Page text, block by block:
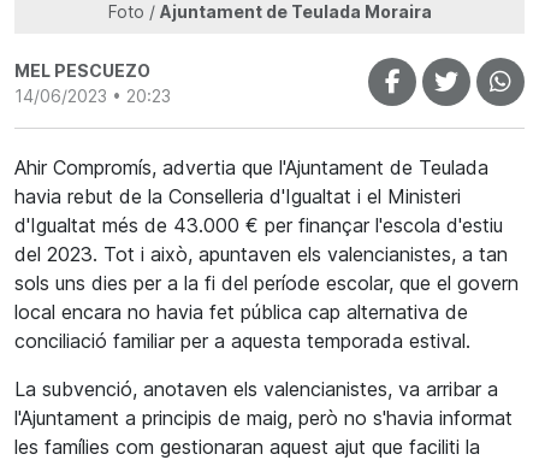
Foto / Ajuntament de Teulada Moraira
MEL PESCUEZO
14/06/2023 • 20:23
Ahir Compromís, advertia que l'Ajuntament de Teulada
havia rebut de la Conselleria d'Igualtat i el Ministeri
d'Igualtat més de 43.000 € per finançar l'escola d'estiu
del 2023. Tot i això, apuntaven els valencianistes, a tan
sols uns dies per a la fi del període escolar, que el govern
local encara no havia fet pública cap alternativa de
conciliació familiar per a aquesta temporada estival.
La subvenció, anotaven els valencianistes, va arribar a
l'Ajuntament a principis de maig, però no s'havia informat
les famílies com gestionaran aquest ajut que faciliti la